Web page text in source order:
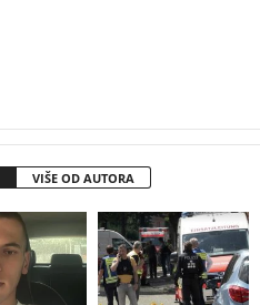
VIŠE OD AUTORA